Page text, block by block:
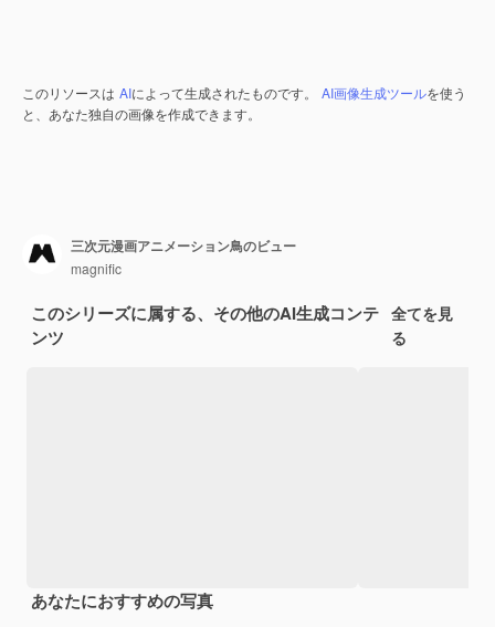
このリソースは AIによって生成されたものです。 AI画像生成ツールを使う
と、あなた独自の画像を作成できます。
三次元漫画アニメーション鳥のビュー
magnific
このシリーズに属する、その他のAI生成コンテ
ンツ
全てを見
る
あなたにおすすめの写真